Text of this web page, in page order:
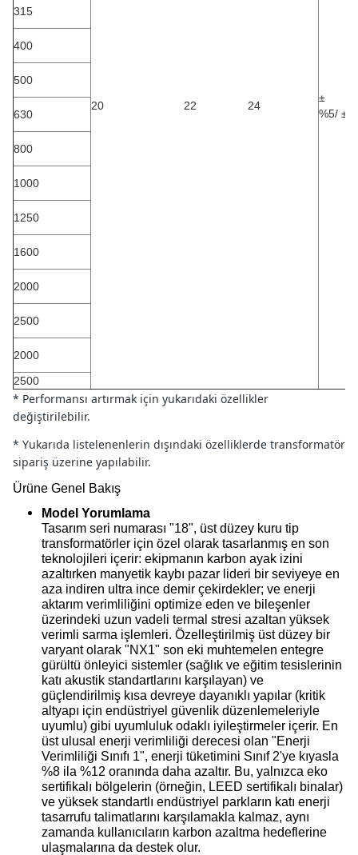
20 22 24
±
%5/
315
400
500
630
800
1000
1250
1600
2000
2500
2000
2500
* Performansı artırmak için yukarıdaki özellikler
değiştirilebilir.
* Yukarıda listelenenlerin dışındaki özelliklerde transformatör
sipariş üzerine yapılabilir.
Ürüne Genel Bakış
Model Yorumlama
Tasarım seri numarası "18", üst düzey kuru tip
transformatörler için özel olarak tasarlanmış en son
teknolojileri içerir: ekipmanın karbon ayak izini
azaltırken manyetik kaybı pazar lideri bir seviyeye en
aza indiren ultra ince demir çekirdekler; ve enerji
aktarım verimliliğini optimize eden ve bileşenler
üzerindeki uzun vadeli termal stresi azaltan yüksek
verimli sarma işlemleri. Özelleştirilmiş üst düzey bir
varyant olarak "NX1" son eki muhtemelen entegre
gürültü önleyici sistemler (sağlık ve eğitim tesislerinin
katı akustik standartlarını karşılayan) ve
güçlendirilmiş kısa devreye dayanıklı yapılar (kritik
altyapı için endüstriyel güvenlik düzenlemeleriyle
uyumlu) gibi uyumluluk odaklı iyileştirmeler içerir. En
üst ulusal enerji verimliliği derecesi olan "Enerji
Verimliliği Sınıfı 1", enerji tüketimini Sınıf 2'ye kıyasla
%8 ila %12 oranında daha azaltır. Bu, yalnızca eko
sertifikalı bölgelerin (örneğin, LEED sertifikalı binalar)
ve yüksek standartlı endüstriyel parkların katı enerji
tasarrufu talimatlarını karşılamakla kalmaz, aynı
zamanda kullanıcıların karbon azaltma hedeflerine
ulaşmalarına da destek olur.